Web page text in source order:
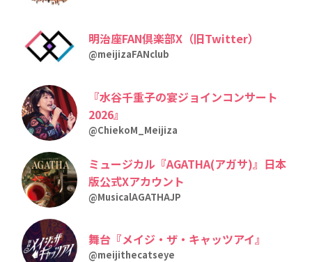
明治座FAN倶楽部X（旧Twitter）
@meijizaFANclub
『水谷千重子の宴ジョインコンサート
2026』
@ChiekoM_Meijiza
ミュージカル『AGATHA(アガサ)』日本
版公式Xアカウント
@MusicalAGATHAJP
舞台『メイジ・ザ・キャッツアイ』
@meijithecatseye